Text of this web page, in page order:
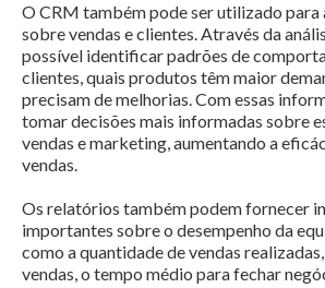
O CRM também pode ser utilizado para
sobre vendas e clientes. Através da
possível identificar padrões de
clientes, quais produtos têm maior
precisam de melhorias. Com essas
tomar decisões mais informadas sobre
vendas e marketing, aumentando a
vendas.
Os relatórios também podem fornecer
importantes sobre o desempenho da
como a quantidade de vendas
vendas, o tempo médio para fechar